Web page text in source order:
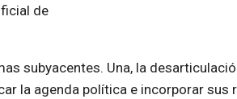
de
subyacentes. Una, la
la agenda política e incorporar sus